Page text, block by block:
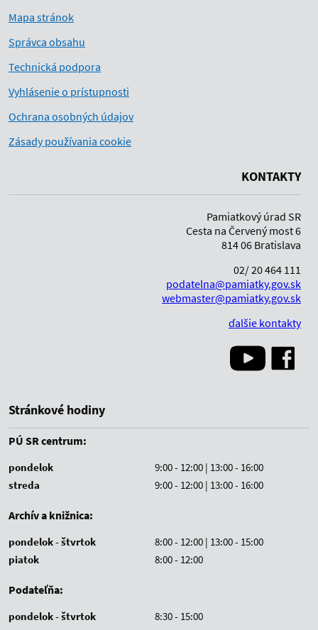
Mapa stránok
Správca obsahu
Technická podpora
Vyhlásenie o prístupnosti
Ochrana osobných údajov
Zásady používania cookie
KONTAKTY
Pamiatkový úrad SR
Cesta na Červený most 6
814 06 Bratislava
02/ 20 464 111
podatelna@pamiatky.gov.sk
webmaster@pamiatky.gov.sk
ďalšie kontakty
Stránkové hodiny
PÚ SR centrum:
pondelok
9:00 - 12:00 | 13:00 - 16:00
streda
9:00 - 12:00 | 13:00 - 16:00
Archív a knižnica:
pondelok - štvrtok
8:00 - 12:00 | 13:00 - 15:00
piatok
8:00 - 12:00
Podateľňa:
pondelok - štvrtok
8:30 - 15:00